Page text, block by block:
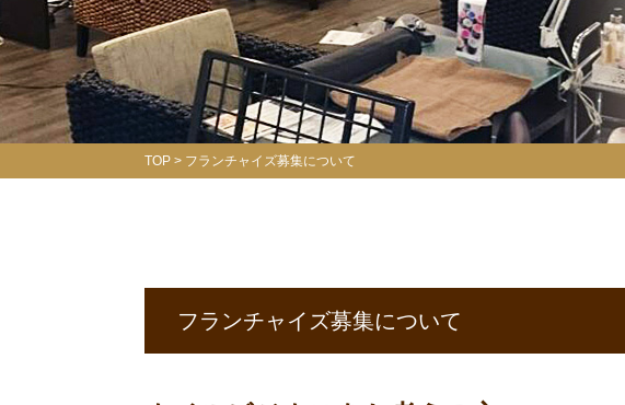
TOP フランチャイズ募集について
フランチャイズ募集について